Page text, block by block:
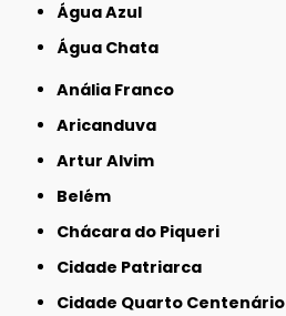
Água Azul
Água Chata
Anália Franco
Aricanduva
Artur Alvim
Belém
Chácara do Piqueri
Cidade Patriarca
Cidade Quarto Centenário